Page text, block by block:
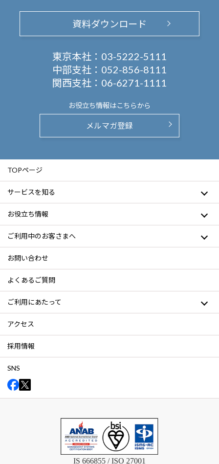
資料ダウンロード
東京本社： 03-5222-5111
中部支社： 052-856-8111
関西支社： 06-6271-1111
お役立ち情報はこちらから
メルマガ登録
TOPページ
サービスを知る
お役立ち情報
ご利用中のお客さまへ
お問い合わせ
よくあるご質問
ご利用にあたって
アクセス
採用情報
SNS
IS 666855 / ISO 27001